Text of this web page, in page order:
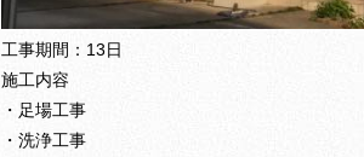
工事期間：13日
施工内容
・足場工事
・洗浄工事